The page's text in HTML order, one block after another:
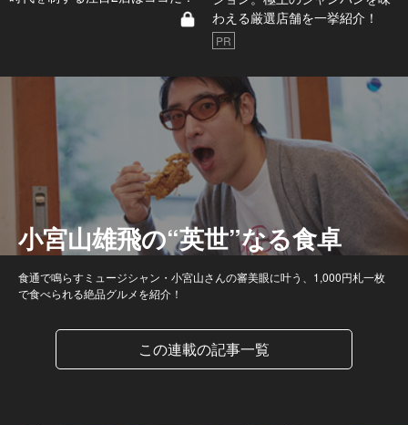
わえる厳選店舗を一挙紹介！
PR
小宮山雄飛の“英世”なる食卓
食通で鳴らすミュージシャン・小宮山さんの審美眼に叶う、1,000円札一枚
で食べられる絶品グルメを紹介！
この連載の記事一覧